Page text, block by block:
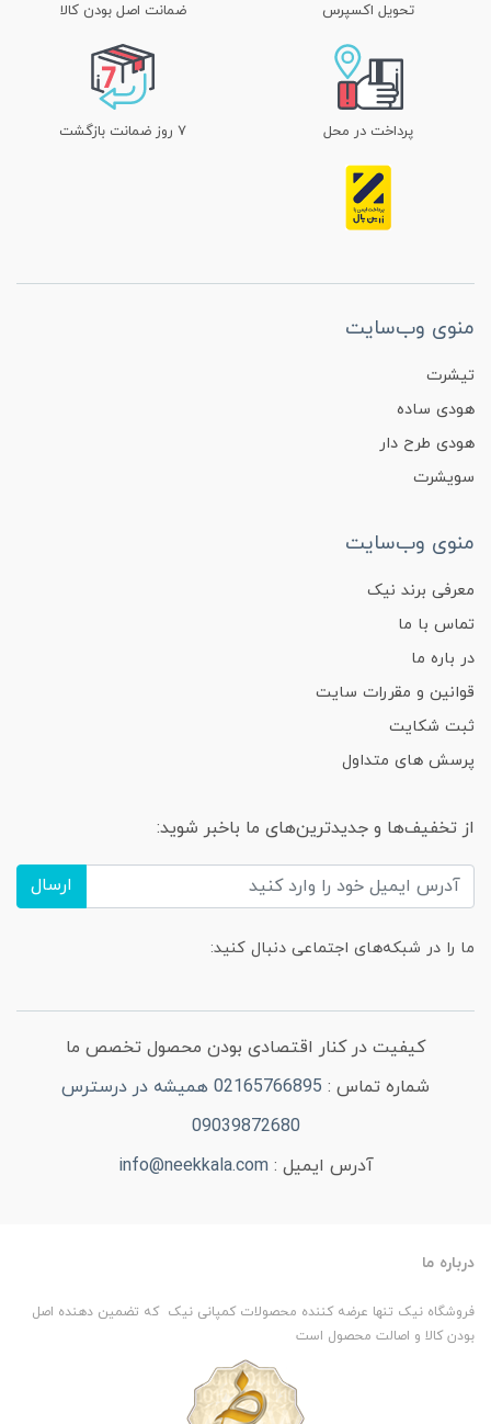
تحویل اکسپرس ضمانت اصل بودن کالا
پرداخت در محل ۷ روز ضمانت بازگشت
منوی وب‌سایت
تیشرت
هودی ساده
هودی طرح دار
سویشرت
منوی وب‌سایت
معرفی برند نیک
تماس با ما
در باره ما
قوانین و مقررات سایت
ثبت شکایت
پرسش های متداول
از تخفیف‌ها و جدیدترین‌های ما باخبر شوید:
ارسال
ما را در شبکه‌های اجتماعی دنبال کنید:
کیفیت در کنار اقتصادی بودن محصول تخصص ما
شماره تماس :
02165766895 همیشه در درسترس
09039872680
آدرس ایمیل : info@neekkala.com
درباره ما
فروشگاه نیک تنها عرضه کننده محصولات کمپانی نیک که تضمین دهنده اصل
بودن کالا و اصالت محصول است